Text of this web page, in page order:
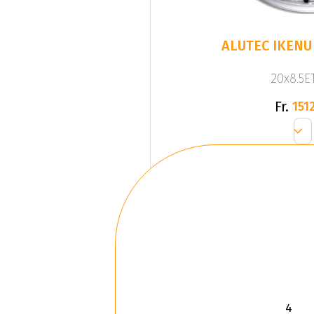
ALUTEC
Fr.